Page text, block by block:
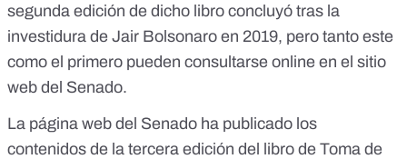
segunda edición de dicho libro concluyó tras la
investidura de Jair Bolsonaro en 2019, pero tanto este
como el primero pueden consultarse online en el sitio
web del Senado.
La página web del Senado ha publicado los
contenidos de la tercera edición del libro de Toma de